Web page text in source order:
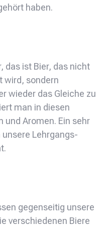
haben.
das ist Bier, das nicht
wird, sondern
wieder das Gleiche zu
man in diesen
und Aromen. Ein sehr
Lehrgangs-
gegenseitig unsere
verschiedenen Biere